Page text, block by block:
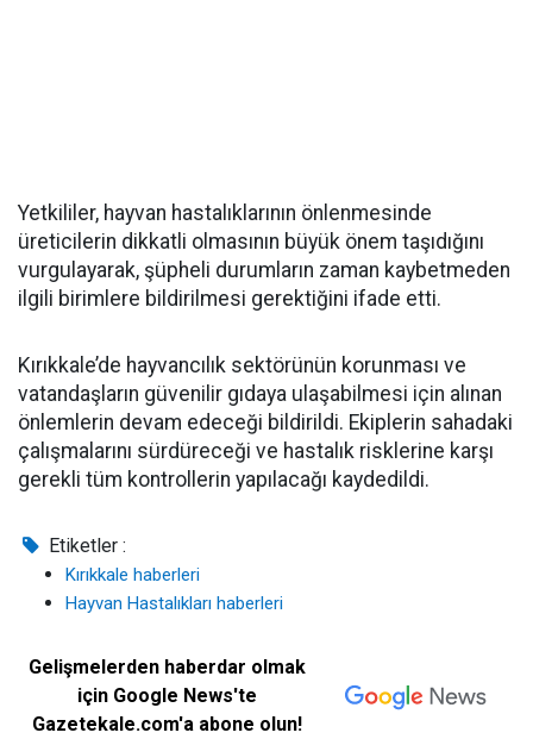
Yetkililer, hayvan hastalıklarının önlenmesinde
üreticilerin dikkatli olmasının büyük önem taşıdığını
vurgulayarak, şüpheli durumların zaman kaybetmeden
ilgili birimlere bildirilmesi gerektiğini ifade etti.
Kırıkkale’de hayvancılık sektörünün korunması ve
vatandaşların güvenilir gıdaya ulaşabilmesi için alınan
önlemlerin devam edeceği bildirildi. Ekiplerin sahadaki
çalışmalarını sürdüreceği ve hastalık risklerine karşı
gerekli tüm kontrollerin yapılacağı kaydedildi.
Etiketler :
Kırıkkale haberleri
Hayvan Hastalıkları haberleri
Gelişmelerden haberdar olmak
için Google News'te
Gazetekale.com'a abone olun!